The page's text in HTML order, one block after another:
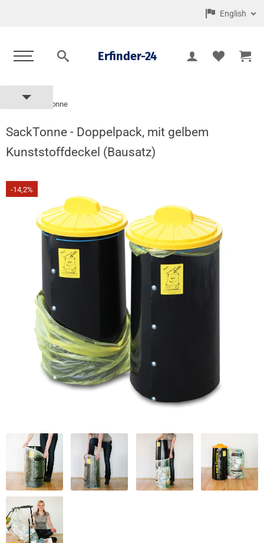
English
Erfinder-24
Sacktonne
SackTonne - Doppelpack, mit gelbem
Kunststoffdeckel (Bausatz)
-14,2%